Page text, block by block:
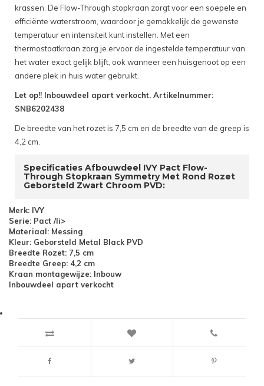
krassen. De Flow-Through stopkraan zorgt voor een soepele en
efficiënte waterstroom, waardoor je gemakkelijk de gewenste
temperatuur en intensiteit kunt instellen. Met een
thermostaatkraan zorg je ervoor de ingestelde temperatuur van
het water exact gelijk blijft, ook wanneer een huisgenoot op een
andere plek in huis water gebruikt.
Let op!! Inbouwdeel apart verkocht. Artikelnummer:
SNB6202438
De breedte van het rozet is 7,5 cm en de breedte van de greep is
4,2 cm.
Specificaties Afbouwdeel IVY Pact Flow-
Through Stopkraan Symmetry Met Rond Rozet
Geborsteld Zwart Chroom PVD:
Merk: IVY
Serie: Pact /li>
Materiaal: Messing
Kleur: Geborsteld Metal Black PVD
Breedte Rozet: 7,5 cm
Breedte Greep: 4,2 cm
Kraan montagewijze: Inbouw
Inbouwdeel apart verkocht